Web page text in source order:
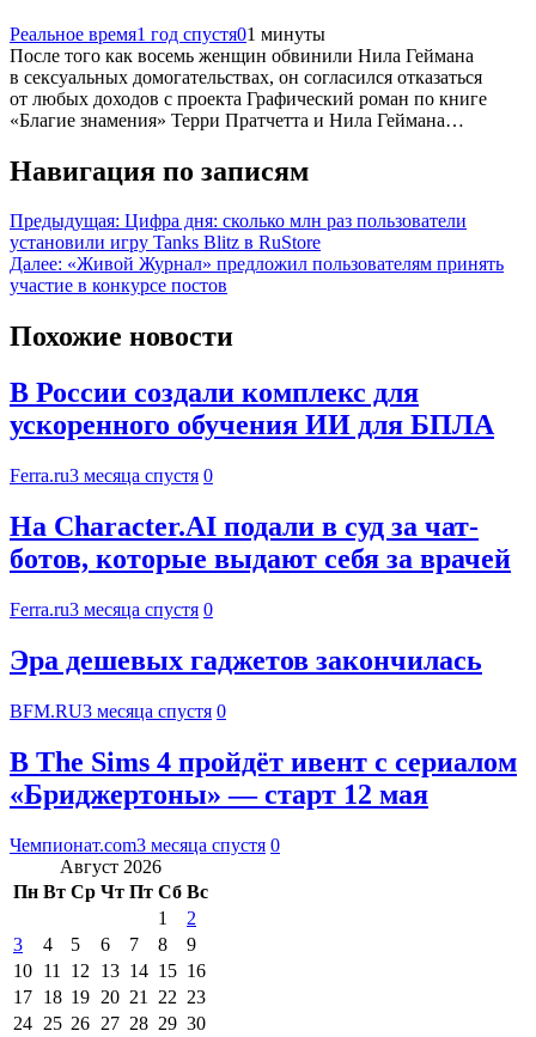
Реальное время1 год спустя01 минуты
После того как восемь женщин обвинили Нила Геймана
в сексуальных домогательствах, он согласился отказаться
от любых доходов с проекта Графический роман по книге
«Благие знамения» Терри Пратчетта и Нила Геймана…
Навигация по записям
Предыдущая: Цифра дня: сколько млн раз пользователи
установили игру Tanks Blitz в RuStore
Далее: «Живой Журнал» предложил пользователям принять
участие в конкурсе постов
Похожие новости
В России создали комплекс для
ускоренного обучения ИИ для БПЛА
Ferra.ru3 месяца спустя 0
На Character.AI подали в суд за чат-
ботов, которые выдают себя за врачей
Ferra.ru3 месяца спустя 0
Эра дешевых гаджетов закончилась
BFM.RU3 месяца спустя 0
В The Sims 4 пройдёт ивент с сериалом
«Бриджертоны» — старт 12 мая
Чемпионат.com3 месяца спустя 0
Август 2026
Пн Вт Ср Чт Пт Сб Вс
1
2
3
4 5 6 7 8
9
10 11 12 13 14 15 16
17 18 19 20 21 22 23
24 25 26 27 28 29 30